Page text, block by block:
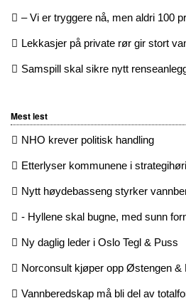
– Vi er tryggere nå, men aldri 100
Lekkasjer på private rør gir stort
Samspill skal sikre nytt
Mest lest
NHO krever politisk handling
Etterlyser kommunene i
Nytt høydebasseng styrker
- Hyllene skal bugne, med sunn
Ny daglig leder i Oslo Tegl & Puss
Norconsult kjøper opp Østengen &
Vannberedskap må bli del av